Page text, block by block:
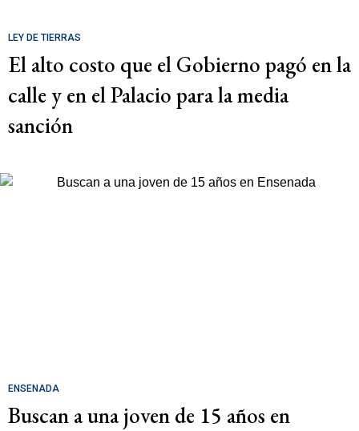
LEY DE TIERRAS
El alto costo que el Gobierno pagó en la
calle y en el Palacio para la media
sanción
ENSENADA
Buscan a una joven de 15 años en